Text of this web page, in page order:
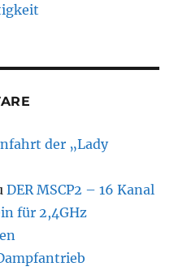
der „Lady
DER MSCP2 – 16 Kanal
für 2,4GHz